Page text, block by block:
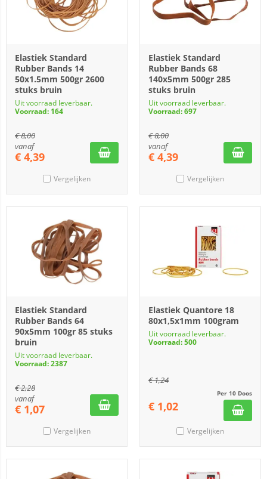
Elastiek Standard
Rubber Bands 14
50x1.5mm 500gr 2600
stuks bruin
Uit voorraad leverbaar.
Voorraad: 164
€8,00
vanaf
€ 4,39
Vergelijken
Elastiek Standard
Rubber Bands 68
140x5mm 500gr 285
stuks bruin
Uit voorraad leverbaar.
Voorraad: 697
€8,00
vanaf
€ 4,39
Vergelijken
Elastiek Standard
Rubber Bands 64
90x5mm 100gr 85 stuks
bruin
Uit voorraad leverbaar.
Voorraad: 2387
€2,28
vanaf
€ 1,07
Vergelijken
Elastiek Quantore 18
80x1,5x1mm 100gram
Uit voorraad leverbaar.
Voorraad: 500
€1,24
Per 10 Doos
€ 1,02
Vergelijken